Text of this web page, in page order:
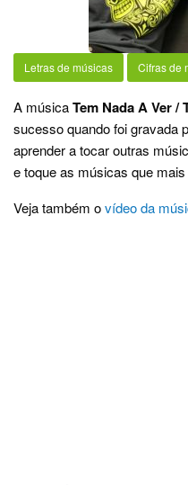
Letras de músicas Cifras de
A músicaTem Nada A Ver /
sucesso quando foi gravada
aprender a tocar outras
e toque as músicas que
Veja também ovídeo da